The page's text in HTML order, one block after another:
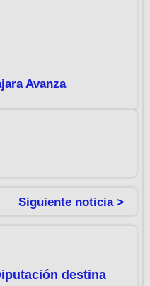
Avanza
Siguiente noticia >
destina